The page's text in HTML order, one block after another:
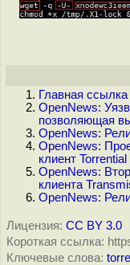
Главная ссылка
OpenNews:
позволяющая
OpenNews:
OpenNews:
клиент Torrential
OpenNews:
клиента
OpenNews:
Лицензия: CC BY 3.0
Короткая ссылка:
Ключевые слова: